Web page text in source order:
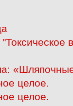
целое.
целое.